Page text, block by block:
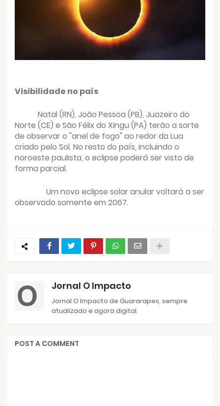
Visibilidade no país
Natal (RN), João Pessoa (PB), Juazeiro do
Norte (CE) e São Félix do Xingu (PA) terão a sorte
de observar o "anel de fogo" ao redor da Lua
criado pelo Sol. No resto do país, incluindo o
noroeste paulista, o eclipse poderá ser visto de
forma parcial.
Um novo eclipse solar anular voltará a ser
observado somente em 2067.
Jornal O Impacto
Jornal O Impacto de Guararapes, sempre
atualizado e agora digital.
POST A COMMENT